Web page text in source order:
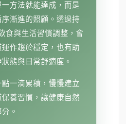
方法就能達成，而是
漸進的照顧。透過持
食與生活習慣調整，會
作趨於穩定，也有助
態與日常舒適度。
一滴累積，慢慢建立
養習慣，讓健康自然
。